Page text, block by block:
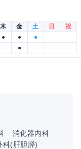
木 金 土 日
祝
● ●
●
●
消化器内科
科(肝胆膵)